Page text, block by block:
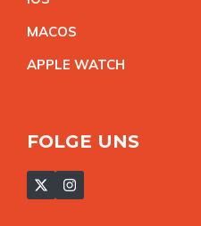
MACOS
APPLE WATCH
FOLGE UNS